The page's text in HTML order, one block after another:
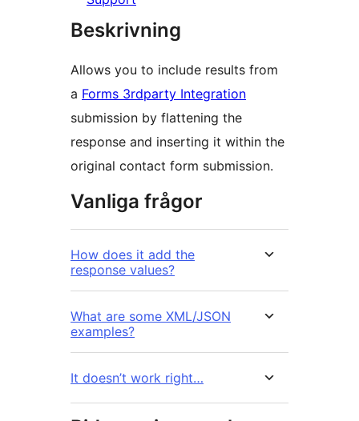
Beskrivning
Allows you to include results from
a Forms 3rdparty Integration
submission by flattening the
response and inserting it within the
original contact form submission.
Vanliga frågor
How does it add the
response values?
What are some XML/JSON
examples?
It doesn’t work right…